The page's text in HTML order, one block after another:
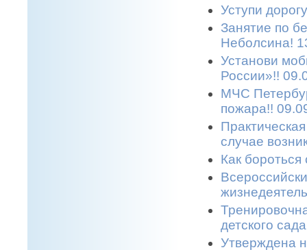
Уступи
Занятие по
Неболсина!
Установи
России»!!
МЧС
пожара!!
случае
Как
детского
Утверждена